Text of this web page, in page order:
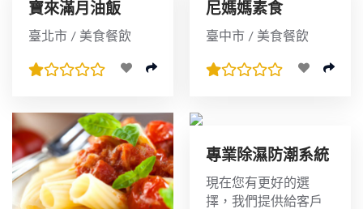
寶來滿月油飯
臺北市 / 美食餐飲
尼媽媽素食
臺中市 / 美食餐飲
專業除濕防潮系統
櫃訂製
現在您有更好的選
擇，我們提供給客戶